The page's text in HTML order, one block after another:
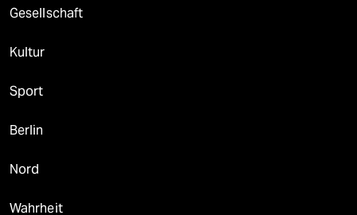
Gesellschaft
Kultur
Sport
Berlin
Nord
Wahrheit